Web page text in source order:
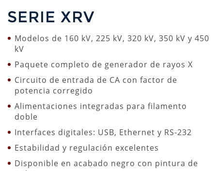
SERIE XRV
Modelos de 160 kV, 225 kV, 320 kV, 350 kV y 450
kV
Paquete completo de generador de rayos X
Circuito de entrada de CA con factor de
potencia corregido
Alimentaciones integradas para filamento
doble
Interfaces digitales: USB, Ethernet y RS-232
Estabilidad y regulación excelentes
Disponible en acabado negro con pintura de